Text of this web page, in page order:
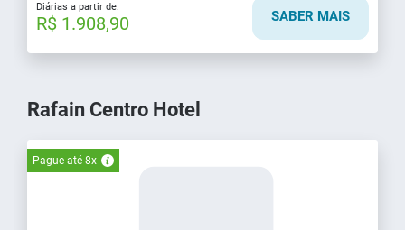
Diárias a partir de:
R$ 1.908,90 SABER MAIS
Rafain Centro Hotel
Pague até 8x